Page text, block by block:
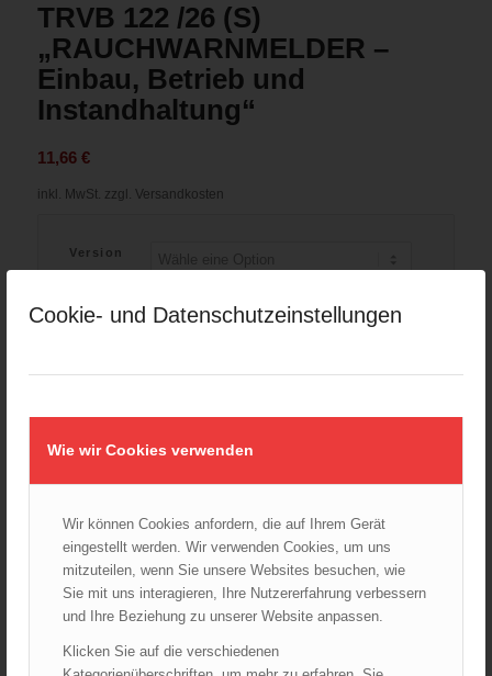
Cookie- und Datenschutzeinstellungen
Wie wir Cookies verwenden
Wir können Cookies anfordern, die auf Ihrem Gerät
eingestellt werden. Wir verwenden Cookies, um uns
mitzuteilen, wenn Sie unsere Websites besuchen, wie
Sie mit uns interagieren, Ihre Nutzererfahrung verbessern
und Ihre Beziehung zu unserer Website anpassen.
Klicken Sie auf die verschiedenen
TRVB 122 /26 (S)
„RAUCHWARNMELDER –
Einbau, Betrieb und
Instandhaltung“
11,66 €
inkl. MwSt. zzgl. Versandkosten
Version
Verkauf durch : ÖBFVArtikelnummer:n. a. Kategorie:TRVB
aktuelle Ausgabe: 01.01.2026
(Korrekturen gegenüber der Version 01.06.2025 | siehe